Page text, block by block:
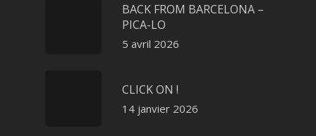
BACK FROM BARCELONA –
PICA-LO
5 avril 2026
CLICK ON !
14 janvier 2026